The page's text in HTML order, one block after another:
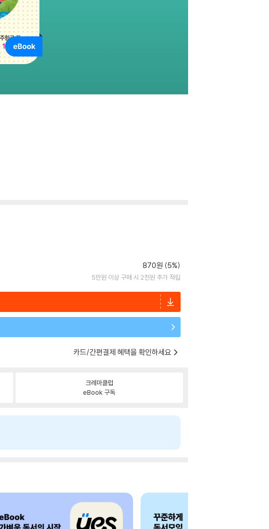
870원 (5%)
5만원 이상 구매 시 2천원 추가 적립
카드/간편결제 혜택을 확인하세요
크레마클럽
eBook 구독